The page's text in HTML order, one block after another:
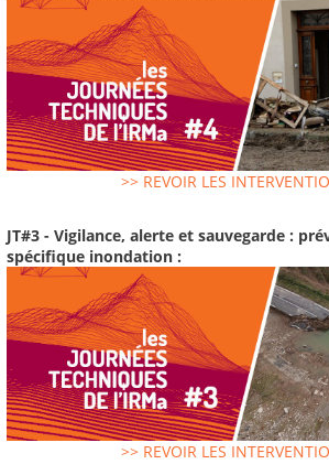
>> REVOIR LES
JT#3 - Vigilance, alerte et sauvegarde :
spécifique inondation :
>> REVOIR LES